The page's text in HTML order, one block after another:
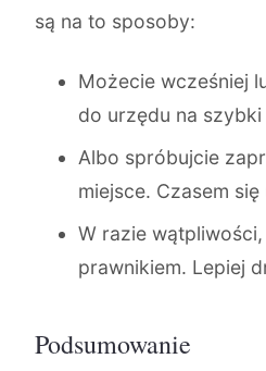
są na to sposoby:
Możecie wcześniej
do urzędu na
Albo spróbujcie
miejsce. Czasem się
W razie
prawnikiem. Lepiej
Podsumowanie